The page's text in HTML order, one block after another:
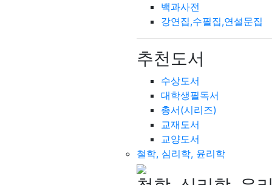
백과사전
강연집,수필집,연설문집
추천도서
수상도서
대학생필독서
총서(시리즈)
교재도서
교양도서
철학, 심리학, 윤리학